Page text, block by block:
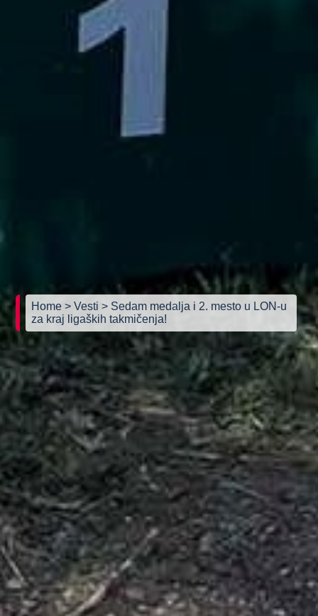
Home> Vesti> Sedam medalja i 2. mesto u LON-u
za kraj ligaških takmičenja!